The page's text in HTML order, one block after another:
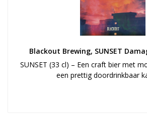
Blackout Brewing, SUNSET
SUNSET (33 cl) – Een craft bier met
een prettig doordrinkbaar